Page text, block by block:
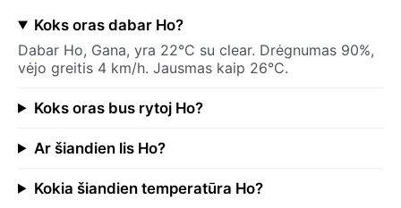
Koks oras dabar Ho?
Dabar Ho, Gana, yra 22°C su clear. Drėgnumas 90%,
vėjo greitis 4 km/h. Jausmas kaip 26°C.
Koks oras bus rytoj Ho?
Ar šiandien lis Ho?
Kokia šiandien temperatūra Ho?